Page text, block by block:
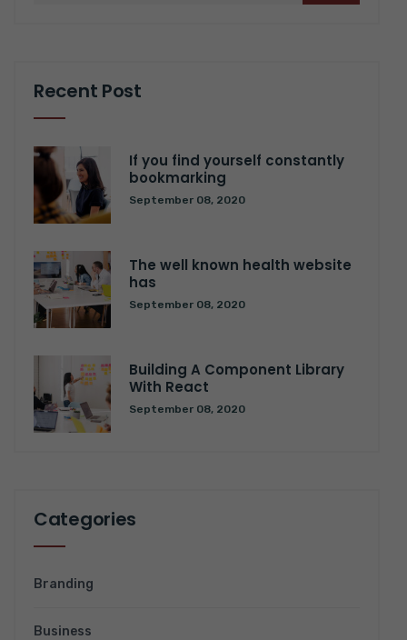
Recent Post
If you find yourself constantly
bookmarking
September 08, 2020
The well known health website
has
September 08, 2020
Building A Component Library
With React
September 08, 2020
Categories
Branding
Business